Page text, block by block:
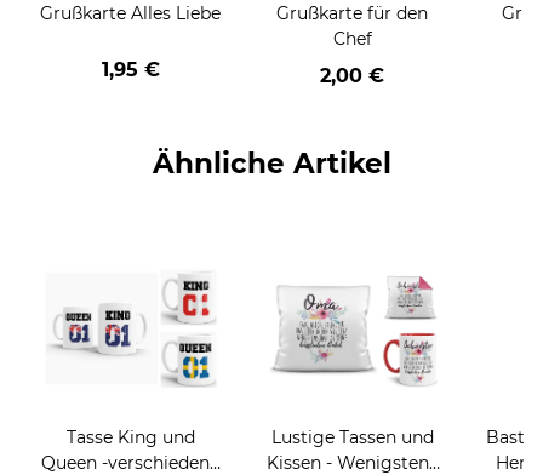
Grußkarte Alles Liebe
1,95 €
Grußkarte für den
Chef
2,00 €
Ähnliche Artikel
Tasse King und
Queen -verschiedene
Lustige Tassen und
Kissen - Wenigstens